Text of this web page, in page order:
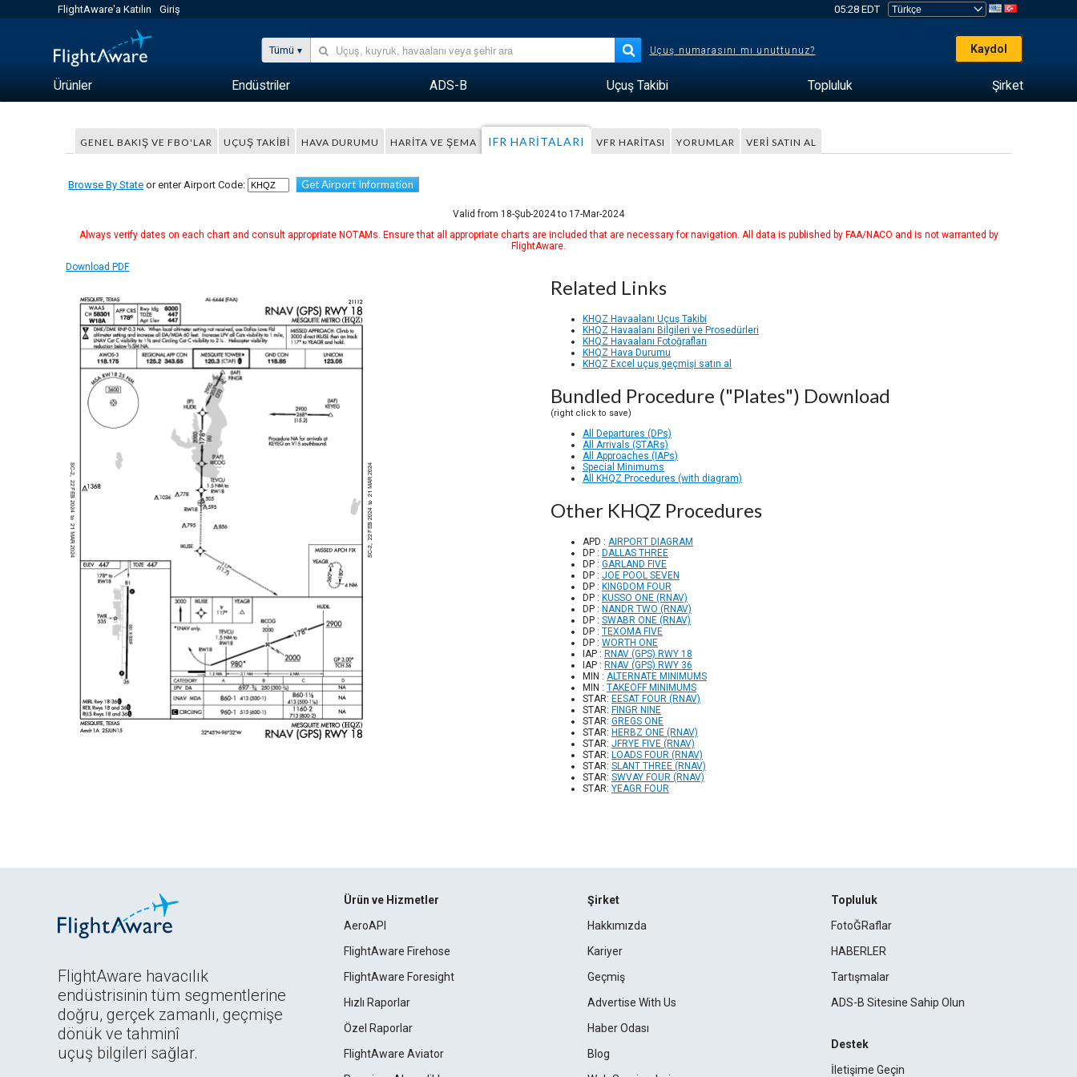
FlightAware'a Katılın Giriş 05:28 EDT
Tümü Uçuş numarasını mı unuttunuz? Kaydol
Ürünler Endüstriler ADS-B Uçuş Takibi Topluluk Şirket
GENEL BAKIŞ VE FBO'LAR UÇUŞ TAKIBI HAVA DURUMU HARITA VE ŞEMA IFR HARITALARI VFR HARITASI YORUMLAR VERI SATIN AL
Browse By State or enter Airport Code: Get Airport Information
Valid from 18-Şub-2024 to 17-Mar-2024
Always verify dates on each chart and consult appropriate NOTAMs. Ensure that all appropriate charts are included that are necessary for navigation. All data is published by FAA/NACO and is not warranted by
FlightAware.
Download PDF
Related Links
KHQZ Havaalanı Uçuş Takibi
KHQZ Havaalanı Bilgileri ve Prosedürleri
KHQZ Havaalanı Fotoğrafları
KHQZ Hava Durumu
KHQZ Excel uçuş geçmişi satın al
Bundled Procedure ("Plates") Download
(right click to save)
All Departures (DPs)
All Arrivals (STARs)
All Approaches (IAPs)
Special Minimums
All KHQZ Procedures (with diagram)
Other KHQZ Procedures
APD : AIRPORT DIAGRAM
DP : DALLAS THREE
DP : GARLAND FIVE
DP : JOE POOL SEVEN
DP : KINGDOM FOUR
DP : KUSSO ONE (RNAV)
DP : NANDR TWO (RNAV)
DP : SWABR ONE (RNAV)
DP : TEXOMA FIVE
DP : WORTH ONE
IAP : RNAV (GPS) RWY 18
IAP : RNAV (GPS) RWY 36
MIN : ALTERNATE MINIMUMS
MIN : TAKEOFF MINIMUMS
STAR: EESAT FOUR (RNAV)
STAR: FINGR NINE
STAR: GREGS ONE
STAR: HERBZ ONE (RNAV)
STAR: JFRYE FIVE (RNAV)
STAR: LOADS FOUR (RNAV)
STAR: SLANT THREE (RNAV)
STAR: SWVAY FOUR (RNAV)
STAR: YEAGR FOUR
FlightAware havacılık
endüstrisinin tüm segmentlerine
doğru, gerçek zamanlı, geçmişe
dönük ve tahminî
uçuş bilgileri sağlar.
Ürün ve Hizmetler
AeroAPI
FlightAware Firehose
FlightAware Foresight
Hızlı Raporlar
Özel Raporlar
FlightAware Aviator
Şirket
Hakkımızda
Kariyer
Geçmiş
Advertise With Us
Haber Odası
Blog
Topluluk
FotoĞRaflar
HABERLER
Tartışmalar
ADS-B Sitesine Sahip Olun
Destek
İletişime Geçin